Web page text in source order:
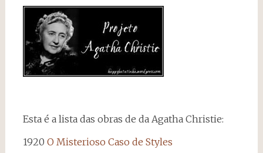
Esta é a lista das obras de da Agatha Christie:
1920 O Misterioso Caso de Styles